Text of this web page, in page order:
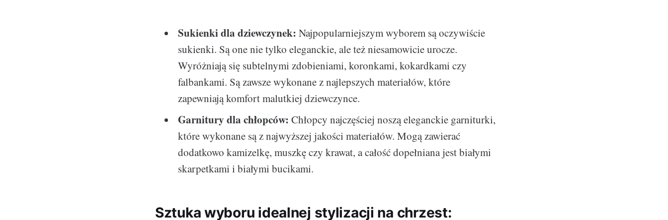
Sukienki dla dziewczynek: Najpopularniejszym wyborem są oczywiście
sukienki. Są one nie tylko eleganckie, ale też niesamowicie urocze.
Wyróżniają się subtelnymi zdobieniami, koronkami, kokardkami czy
falbankami. Są zawsze wykonane z najlepszych materiałów, które
zapewniają komfort malutkiej dziewczynce.
Garnitury dla chłopców: Chłopcy najczęściej noszą eleganckie garniturki,
które wykonane są z najwyższej jakości materiałów. Mogą zawierać
dodatkowo kamizelkę, muszkę czy krawat, a całość dopełniana jest białymi
skarpetkami i białymi bucikami.
Sztuka wyboru idealnej stylizacji na chrzest: